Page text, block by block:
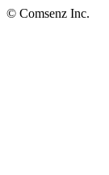
© Comsenz Inc.